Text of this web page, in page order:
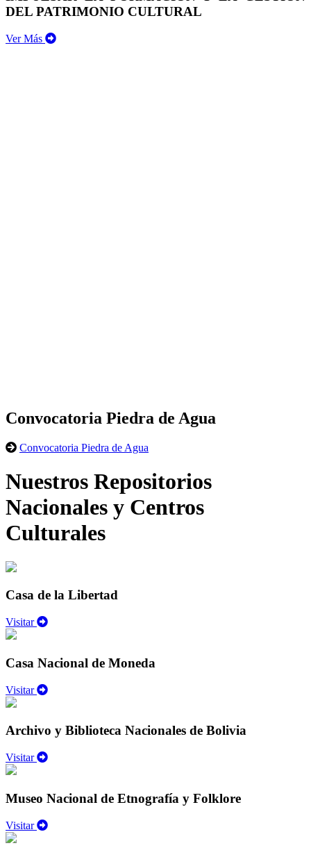
DEL PATRIMONIO CULTURAL
Ver Más
Convocatoria Piedra de Agua
Convocatoria Piedra de Agua
Nuestros Repositorios
Nacionales y Centros
Culturales
Casa de la Libertad
Visitar
Casa Nacional de Moneda
Visitar
Archivo y Biblioteca Nacionales de Bolivia
Visitar
Museo Nacional de Etnografía y Folklore
Visitar